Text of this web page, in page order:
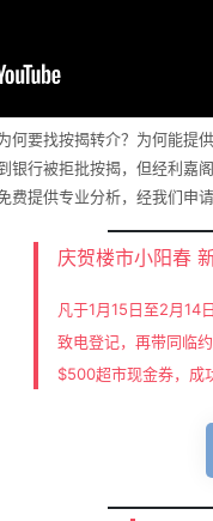
何要找按揭转介？为何能提
银行被拒批按揭，但经利嘉
费提供专业分析，经我们申
庆贺楼市小阳春
凡于1月15日至2月14
致电登记，再带同临
$500超市现金券，成